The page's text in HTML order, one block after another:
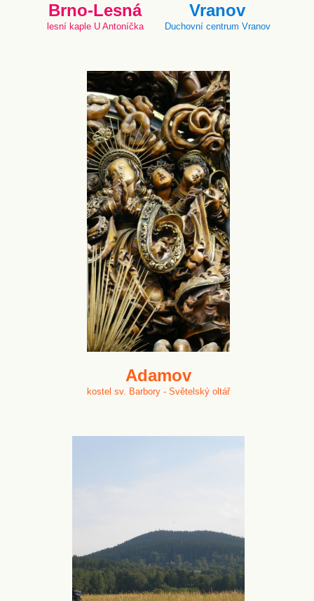
Brno-Lesná
lesní kaple U Antoníčka
Vranov
Duchovní centrum Vranov
Adamov
kostel sv. Barbory - Světelský oltář